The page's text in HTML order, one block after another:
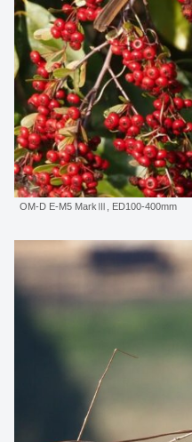
OM-D E-M5 MarkⅢ, ED100-400mm